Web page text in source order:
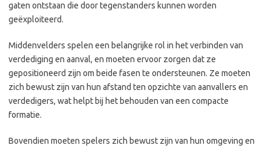
gaten ontstaan die door tegenstanders kunnen worden
geëxploiteerd.
Middenvelders spelen een belangrijke rol in het verbinden van
verdediging en aanval, en moeten ervoor zorgen dat ze
gepositioneerd zijn om beide fasen te ondersteunen. Ze moeten
zich bewust zijn van hun afstand ten opzichte van aanvallers en
verdedigers, wat helpt bij het behouden van een compacte
formatie.
Bovendien moeten spelers zich bewust zijn van hun omgeving en